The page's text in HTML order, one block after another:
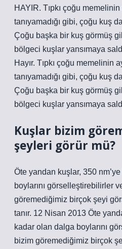
HAYIR. Tıpkı çoğu
tanıyamadığı gibi, çoğu kuş
Çoğu başka bir kuş görmüş
bölgeci kuşlar yansımaya
Hayır. Tıpkı çoğu memelinin
tanıyamadığı gibi, çoğu kuş
Çoğu başka bir kuş görmüş
bölgeci kuşlar yansımaya
Kuşlar bizim
şeyleri görür mü?
Öte yandan kuşlar, 350
boylarını görselleştirebilirler
göremediğimiz birçok şeyi
tanır. 12 Nisan 2013 Öte
kadar olan dalga boylarını
bizim göremediğimiz birçok